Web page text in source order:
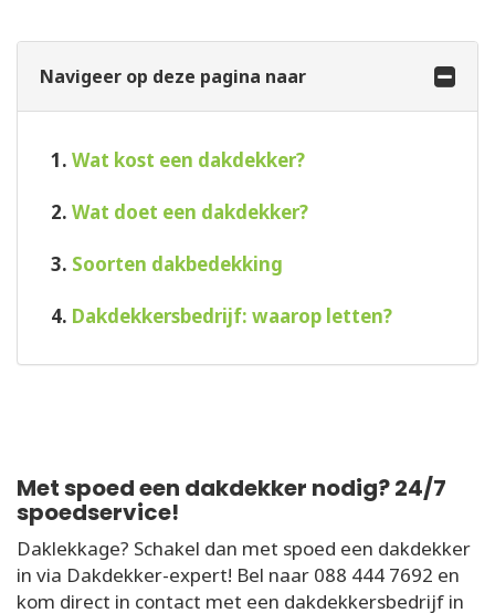
Navigeer op deze pagina naar
1. Wat kost een dakdekker?
2. Wat doet een dakdekker?
3. Soorten dakbedekking
4. Dakdekkersbedrijf: waarop letten?
Met spoed een dakdekker nodig? 24/7
spoedservice!
Daklekkage? Schakel dan met spoed een dakdekker
in via Dakdekker-expert! Bel naar 088 444 7692 en
kom direct in contact met een dakdekkersbedrijf in